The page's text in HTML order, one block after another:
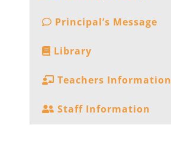
Principal’s Message
Library
Teachers Information
Staff Information